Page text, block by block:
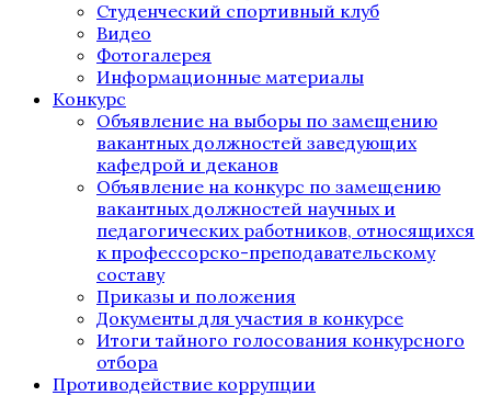
Студенческий спортивный клуб
Видео
Фотогалерея
Информационные материалы
Конкурс
Объявление на выборы по замещению
вакантных должностей заведующих
кафедрой и деканов
Объявление на конкурс по замещению
вакантных должностей научных и
педагогических работников, относящихся
к профессорско-преподавательскому
составу
Приказы и положения
Документы для участия в конкурсе
Итоги тайного голосования конкурсного
отбора
Противодействие коррупции